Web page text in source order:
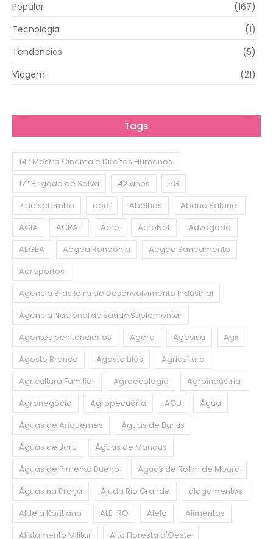
Popular
(167)
Tecnologia
(1)
Tendências
(5)
Viagem
(21)
Tags
14ª Mostra Cinema e Direitos Humanos
17ª Brigada de Selva
42 anos
5G
7 de setembo
abdi Abelhas
Abono Salarial
ACIA
ACRAT Acre AcroNet
Advogado
AEGEA
Aegea Rondônia
Aegea Saneamento
Aeroportos
Agência Brasileira de Desenvolvimento Industrial
Agência Nacional de Saúde Suplementar
Agentes penitenciários
Agero Agevisa
Agir
Agosto Branco
Agosto Lilás
Agricultura
Agricultura Familiar
Agroecologia
Agroindústria
Agronegócio
Agropecuária AGU
Água
Águas de Ariquemes
Águas de Buritis
Águas de Jaru
Águas de Manaus
Águas de Pimenta Bueno
Águas de Rolim de Moura
Águas na Praça
Ajuda Rio Grande
alagamentos
Aldeia Karitiana
ALE-RO Alelo
Alimentos
Alistamento Militar
Alta Floresta d'Oeste